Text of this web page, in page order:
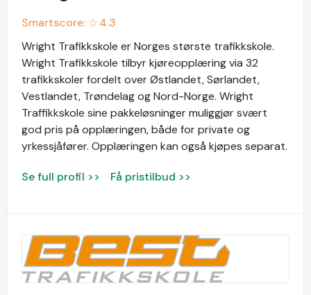
Smartscore: ☆4.3
Wright Trafikkskole er Norges største trafikkskole.
Wright Trafikkskole tilbyr kjøreopplæring via 32
trafikkskoler fordelt over Østlandet, Sørlandet,
Vestlandet, Trøndelag og Nord-Norge. Wright
Traffikkskole sine pakkeløsninger muliggjør svært
god pris på opplæringen, både for private og
yrkessjåfører. Opplæringen kan også kjøpes separat.
Se full profil >> Få pristilbud >>